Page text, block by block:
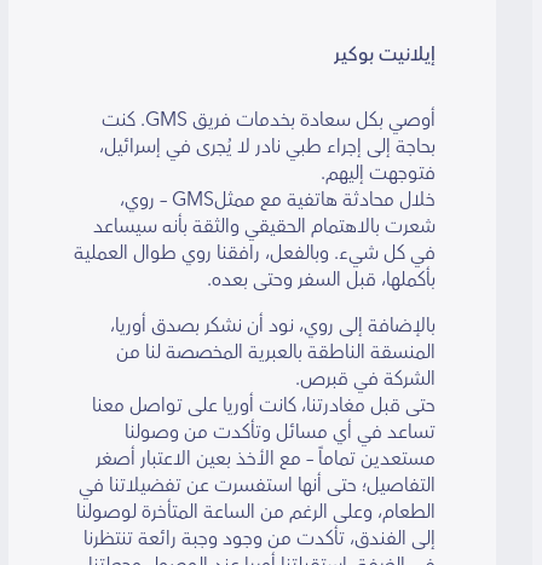
إيلانيت بوكير
أوصي بكل سعادة بخدمات فريق GMS. كنت
بحاجة إلى إجراء طبي نادر لا يُجرى في إسرائيل،
فتوجهت إليهم.
خلال محادثة هاتفية مع ممثلGMS – روي،
شعرت بالاهتمام الحقيقي والثقة بأنه سيساعد
في كل شيء. وبالفعل، رافقنا روي طوال العملية
بأكملها، قبل السفر وحتى بعده.
بالإضافة إلى روي، نود أن نشكر بصدق أوريا،
المنسقة الناطقة بالعبرية المخصصة لنا من
الشركة في قبرص.
حتى قبل مغادرتنا، كانت أوريا على تواصل معنا
تساعد في أي مسائل وتأكدت من وصولنا
مستعدين تماماً – مع الأخذ بعين الاعتبار أصغر
التفاصيل؛ حتى أنها استفسرت عن تفضيلاتنا في
الطعام، وعلى الرغم من الساعة المتأخرة لوصولنا
إلى الفندق، تأكدت من وجود وجبة رائعة تنتظرنا